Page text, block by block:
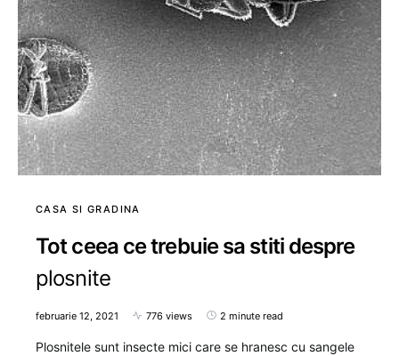
CASA SI GRADINA
Tot ceea ce trebuie sa stiti despre
plosnite
februarie 12, 2021 776 views 2 minute read
Plosnitele sunt insecte mici care se hranesc cu sangele